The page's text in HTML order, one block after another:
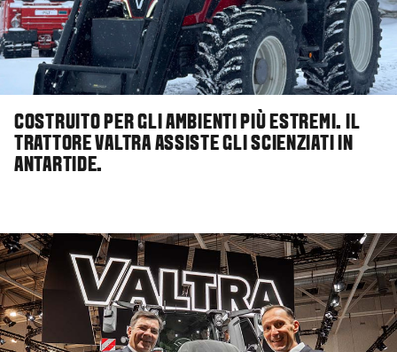
COSTRUITO PER GLI AMBIENTI PIÙ ESTREMI. IL
TRATTORE VALTRA ASSISTE GLI SCIENZIATI IN
ANTARTIDE.